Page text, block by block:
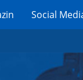
Social